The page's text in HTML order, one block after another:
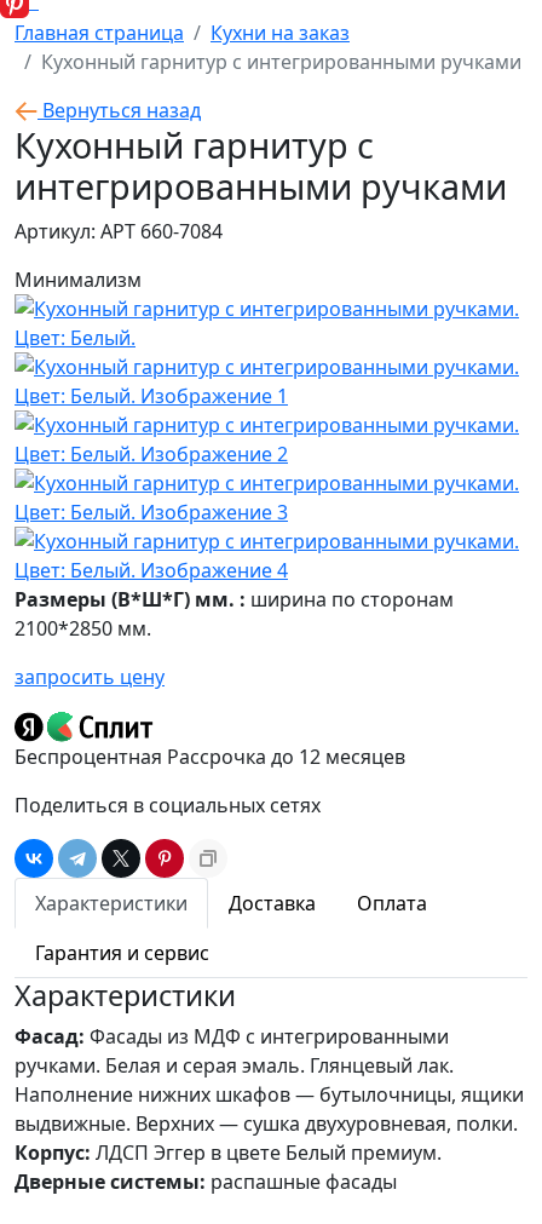
Главная страница
Кухни на заказ
Кухонный гарнитур с интегрированными ручками
Вернуться назад
Кухонный гарнитур с
интегрированными ручками
Артикул: АРТ 660-7084
Минимализм
Размеры (В*Ш*Г) мм. : ширина по сторонам
2100*2850 мм.
запросить цену
Беспроцентная Рассрочка до 12 месяцев
Поделиться в социальных сетях
Характеристики Доставка
Оплата
Гарантия и сервис
Характеристики
Фасад: Фасады из МДФ с интегрированными
ручками. Белая и серая эмаль. Глянцевый лак.
Наполнение нижних шкафов — бутылочницы, ящики
выдвижные. Верхних — сушка двухуровневая, полки.
Корпус: ЛДСП Эггер в цвете Белый премиум.
Дверные системы: распашные фасады